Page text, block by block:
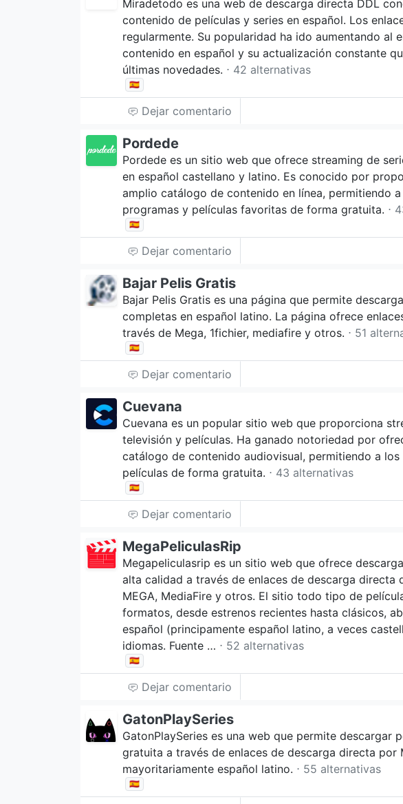
Miradetodo es una web de descarga directa DDL
contenido de películas y series en español. Los
regularmente. Su popularidad ha ido aumentando al
contenido en español y su actualización constante
últimas novedades. ⋅ 42 alternativas
🇪🇸
Dejar comentario
Pordede
Pordede es un sitio web que ofrece streaming de
en español castellano y latino. Es conocido por
amplio catálogo de contenido en línea, permitiendo
programas y películas favoritas de forma gratuita. ⋅
🇪🇸
Dejar comentario
Bajar Pelis Gratis
Bajar Pelis Gratis es una página que permite
completas en español latino. La página ofrece
través de Mega, 1fichier, mediafire y otros. ⋅ 51
🇪🇸
Dejar comentario
Cuevana
Cuevana es un popular sitio web que proporciona
televisión y películas. Ha ganado notoriedad por
catálogo de contenido audiovisual, permitiendo a
películas de forma gratuita. ⋅ 43 alternativas
🇪🇸
Dejar comentario
MegaPeliculasRip
Megapeliculasrip es un sitio web que ofrece
alta calidad a través de enlaces de descarga directa
MEGA, MediaFire y otros. El sitio todo tipo de
formatos, desde estrenos recientes hasta clásicos,
español (principamente español latino, a veces
idiomas. Fuente … ⋅ 52 alternativas
🇪🇸
Dejar comentario
GatonPlaySeries
GatonPlaySeries es una web que permite descargar
gratuita a través de enlaces de descarga directa por
mayoritariamente español latino. ⋅ 55 alternativas
🇪🇸